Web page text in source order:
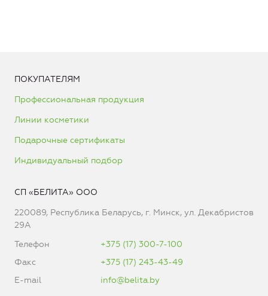
ПОКУПАТЕЛЯМ
Профессиональная продукция
Линии косметики
Подарочные сертификаты
Индивидуальный подбор
СП «БЕЛИТА» ООО
220089, Республика Беларусь, г. Минск, ул. Декабристов
29А
Телефон
+375 (17) 300-7-100
Факс
+375 (17) 243-43-49
E-mail
info@belita.by